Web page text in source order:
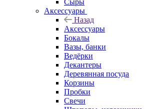
Сыры
Аксессуары
Назад
Аксессуары
Бокалы
Вазы, банки
Ведёрки
Декантеры
Деревянная посуда
Корзины
Пробки
Свечи